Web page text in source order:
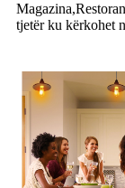
tjetër ku kërkohet